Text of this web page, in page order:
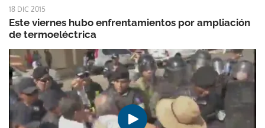
18 DIC 2015
Este viernes hubo enfrentamientos por ampliación
de termoeléctrica